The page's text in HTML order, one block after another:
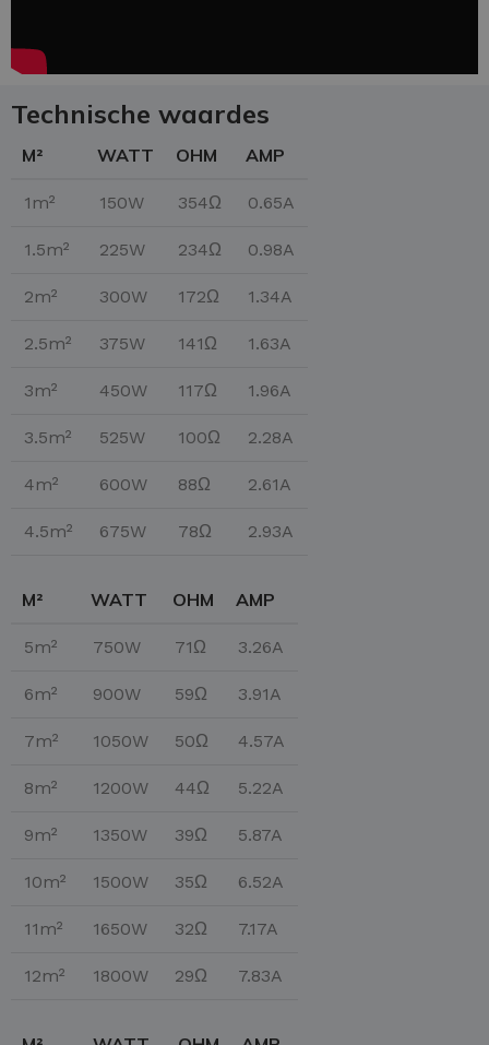
Technische waardes
M² WATT OHM AMP
1m² 150W 354Ω 0.65A
1.5m² 225W 234Ω 0.98A
2m² 300W 172Ω 1.34A
2.5m² 375W 141Ω 1.63A
3m² 450W 117Ω 1.96A
3.5m² 525W 100Ω 2.28A
4m² 600W 88Ω 2.61A
4.5m² 675W 78Ω 2.93A
M² WATT OHM AMP
5m² 750W 71Ω 3.26A
6m² 900W 59Ω 3.91A
7m² 1050W 50Ω 4.57A
8m² 1200W 44Ω 5.22A
9m² 1350W 39Ω 5.87A
10m² 1500W 35Ω 6.52A
11m² 1650W 32Ω 7.17A
12m² 1800W 29Ω 7.83A